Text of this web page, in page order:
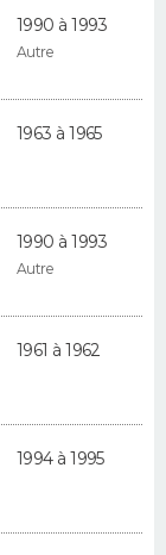
1990 à 1993
Autre
1963 à 1965
1990 à 1993
Autre
1961 à 1962
1994 à 1995